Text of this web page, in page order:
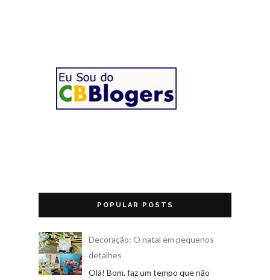
POPULAR POSTS
Decoração: O natal em pequenos
detalhes
Olá! Bom, faz um tempo que não